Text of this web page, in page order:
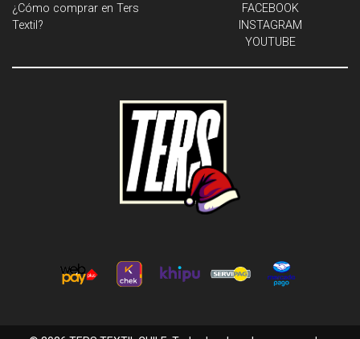
¿Cómo comprar en Ters
Textil?
FACEBOOK
INSTAGRAM
YOUTUBE